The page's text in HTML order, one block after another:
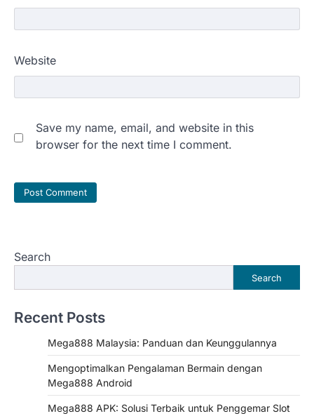
Website
Save my name, email, and website in this
browser for the next time I comment.
Search
Search
Recent Posts
Mega888 Malaysia: Panduan dan Keunggulannya
Mengoptimalkan Pengalaman Bermain dengan
Mega888 Android
Mega888 APK: Solusi Terbaik untuk Penggemar Slot